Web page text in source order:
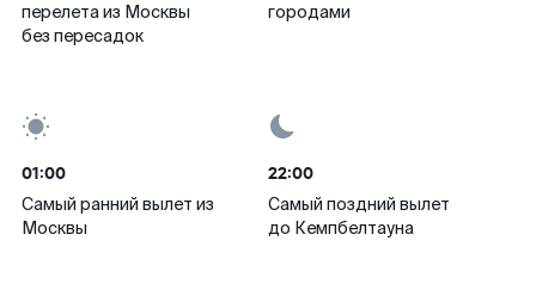
перелета из Москвы
без пересадок
городами
01:00
Самый ранний вылет из
Москвы
22:00
Самый поздний вылет
до Кемпбелтауна